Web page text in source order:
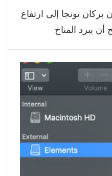
تونجا إلى ارتفاع
يبرد المناخ